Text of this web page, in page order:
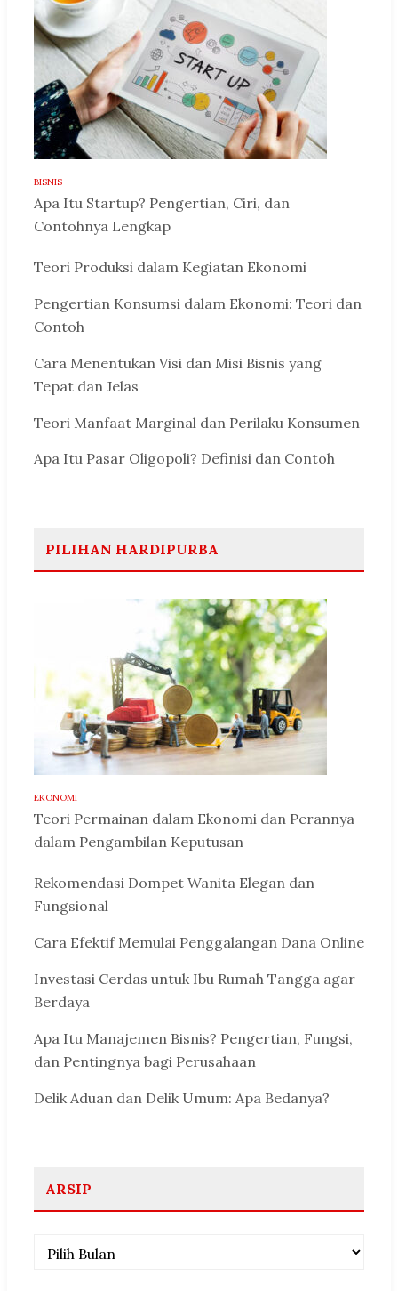
BISNIS
Apa Itu Startup? Pengertian, Ciri, dan
Contohnya Lengkap
Teori Produksi dalam Kegiatan Ekonomi
Pengertian Konsumsi dalam Ekonomi: Teori dan
Contoh
Cara Menentukan Visi dan Misi Bisnis yang
Tepat dan Jelas
Teori Manfaat Marginal dan Perilaku Konsumen
Apa Itu Pasar Oligopoli? Definisi dan Contoh
PILIHAN HARDIPURBA
EKONOMI
Teori Permainan dalam Ekonomi dan Perannya
dalam Pengambilan Keputusan
Rekomendasi Dompet Wanita Elegan dan
Fungsional
Cara Efektif Memulai Penggalangan Dana Online
Investasi Cerdas untuk Ibu Rumah Tangga agar
Berdaya
Apa Itu Manajemen Bisnis? Pengertian, Fungsi,
dan Pentingnya bagi Perusahaan
Delik Aduan dan Delik Umum: Apa Bedanya?
ARSIP
Arsip